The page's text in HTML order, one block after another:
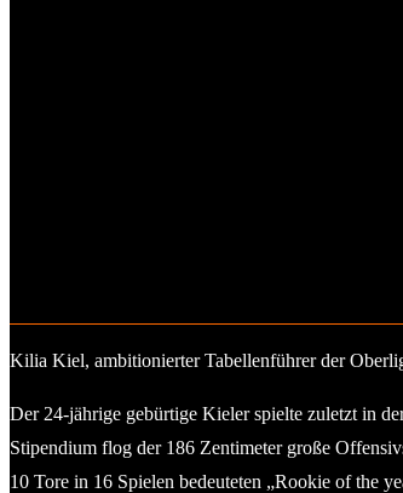
Kilia Kiel, ambitionierter Tabellenführer der
Der 24-jährige gebürtige Kieler spielte zuletzt in
Stipendium flog der 186 Zentimeter große
10 Tore in 16 Spielen bedeuteten „Rookie of the